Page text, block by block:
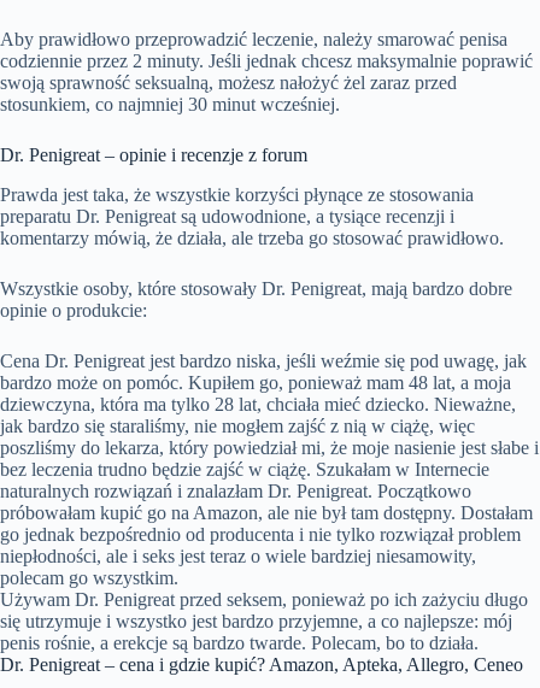
Aby prawidłowo przeprowadzić leczenie, należy smarować penisa
codziennie przez 2 minuty. Jeśli jednak chcesz maksymalnie poprawić
swoją sprawność seksualną, możesz nałożyć żel zaraz przed
stosunkiem, co najmniej 30 minut wcześniej.
Dr. Penigreat – opinie i recenzje z forum
Prawda jest taka, że wszystkie korzyści płynące ze stosowania
preparatu Dr. Penigreat są udowodnione, a tysiące recenzji i
komentarzy mówią, że działa, ale trzeba go stosować prawidłowo.
Wszystkie osoby, które stosowały Dr. Penigreat, mają bardzo dobre
opinie o produkcie:
Cena Dr. Penigreat jest bardzo niska, jeśli weźmie się pod uwagę, jak
bardzo może on pomóc. Kupiłem go, ponieważ mam 48 lat, a moja
dziewczyna, która ma tylko 28 lat, chciała mieć dziecko. Nieważne,
jak bardzo się staraliśmy, nie mogłem zajść z nią w ciążę, więc
poszliśmy do lekarza, który powiedział mi, że moje nasienie jest słabe i
bez leczenia trudno będzie zajść w ciążę. Szukałam w Internecie
naturalnych rozwiązań i znalazłam Dr. Penigreat. Początkowo
próbowałam kupić go na Amazon, ale nie był tam dostępny. Dostałam
go jednak bezpośrednio od producenta i nie tylko rozwiązał problem
niepłodności, ale i seks jest teraz o wiele bardziej niesamowity,
polecam go wszystkim.
Używam Dr. Penigreat przed seksem, ponieważ po ich zażyciu długo
się utrzymuje i wszystko jest bardzo przyjemne, a co najlepsze: mój
penis rośnie, a erekcje są bardzo twarde. Polecam, bo to działa.
Dr. Penigreat – cena i gdzie kupić? Amazon, Apteka, Allegro, Ceneo